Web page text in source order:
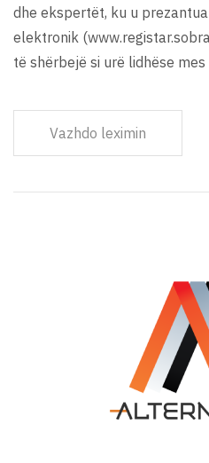
dhe ekspertët, ku u
elektronik
të shërbejë si urë lidhëse
Vazhdo leximin